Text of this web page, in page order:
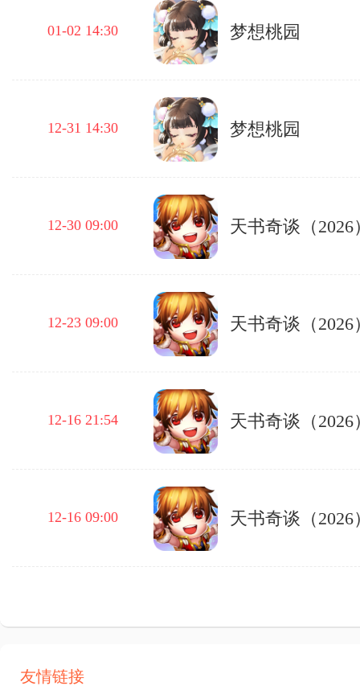
01-02 14:30 梦想桃园
12-31 14:30 梦想桃园
12-30 09:00 天书奇谈（2026
12-23 09:00 天书奇谈（2026
12-16 21:54 天书奇谈（2026
12-16 09:00 天书奇谈（2026
友情链接